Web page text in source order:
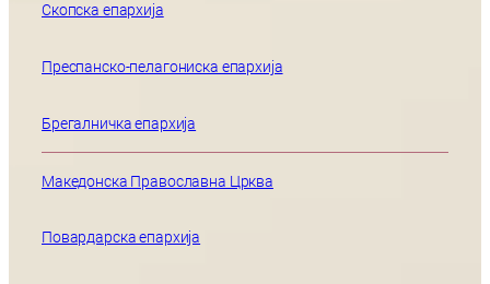
Скопска епархија
Преспанско-пелагониска епархија
Брегалничка епархија
Македонска Православна Црква
Повардарска епархија